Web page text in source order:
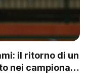
il ritorno di un
nei campionati